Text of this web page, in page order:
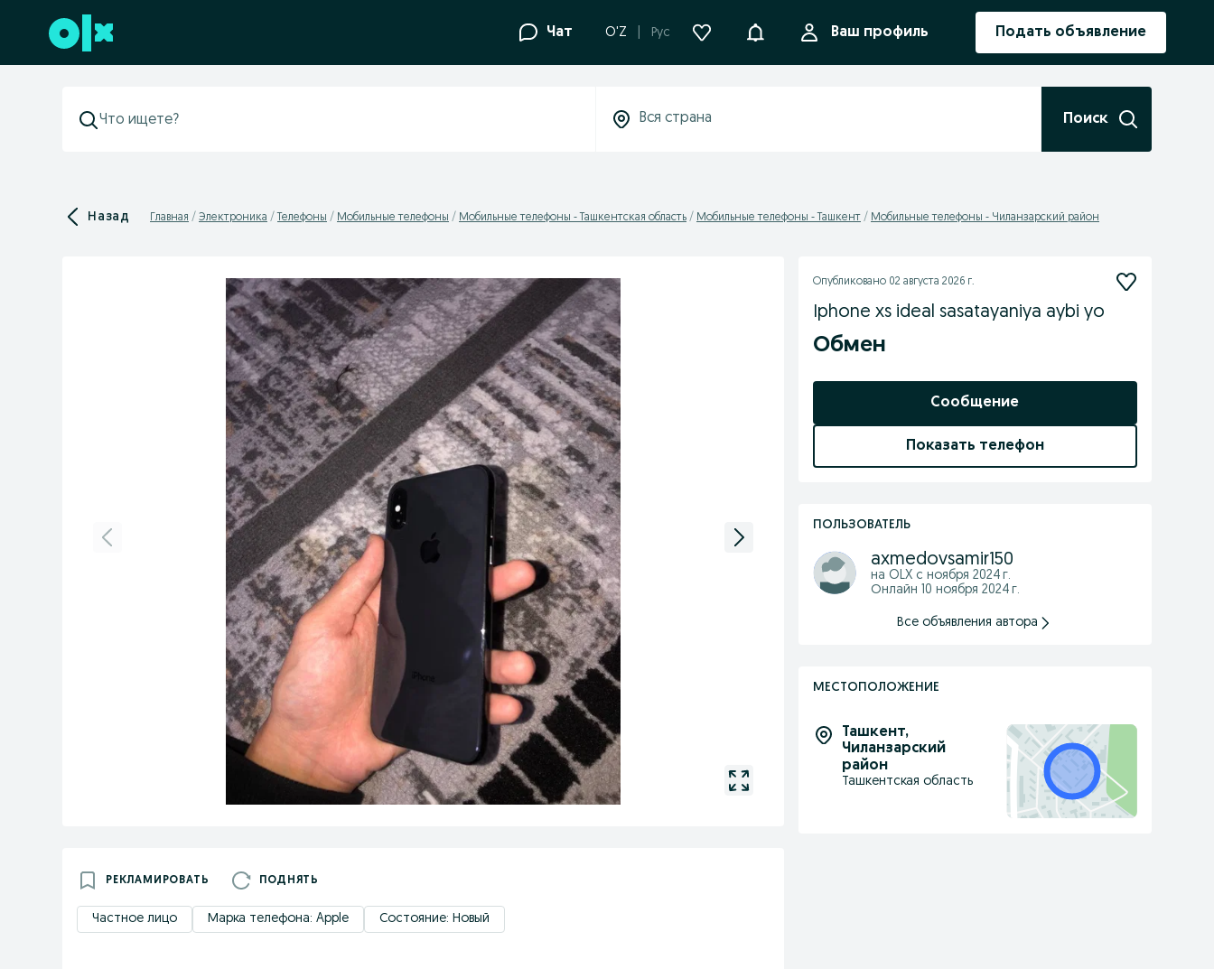
Перейти к нижнему колонтитулу Чат O'Z Рус УведомленияВаш профиль Подать объявление
Поиск
Назад Главная Электроника Телефоны Мобильные телефоны Мобильные телефоны - Ташкентская область Мобильные телефоны - Ташкент Мобильные телефоны - Чиланзарский район
РЕКЛАМИРОВАТЬ ПОДНЯТЬ
Частное лицо Марка телефона: Apple Состояние: Новый
Опубликовано 02 августа 2026 г.
Iphone xs ideal sasatayaniya aybi yo
Обмен
Сообщение
Показать телефон
ПОЛЬЗОВАТЕЛЬ
axmedovsamir150
на OLX с ноября 2024 г.
Онлайн 10 ноября 2024 г.
Все объявления автора
МЕСТОПОЛОЖЕНИЕ
Ташкент,
Чиланзарский
район
Ташкентская область